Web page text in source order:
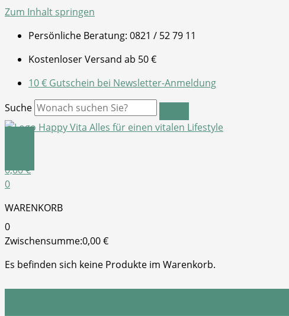
Zum Inhalt springen
Persönliche Beratung: 0821 / 52 79 11
Kostenloser Versand ab 50 €
10 € Gutschein bei Newsletter-Anmeldung
Suche
0,00€
0
WARENKORB
0
Zwischensumme:0,00€
Es befinden sich keine Produkte im Warenkorb.